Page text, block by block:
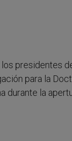
presidentes
para la
durante la